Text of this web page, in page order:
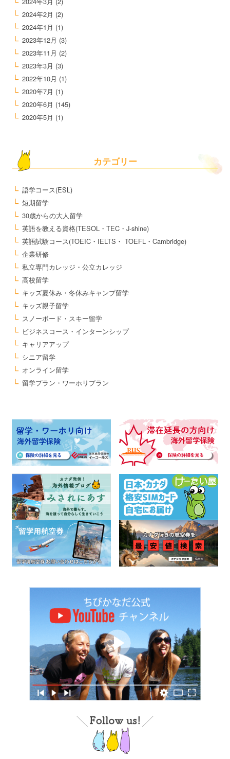
2024年2月 (2)
2024年1月 (1)
2023年12月 (3)
2023年11月 (2)
2023年3月 (3)
2022年10月 (1)
2020年7月 (1)
2020年6月 (145)
2020年5月 (1)
カテゴリー
語学コース(ESL)
短期留学
30歳からの大人留学
英語を教える資格(TESOL・TEC・J-shine)
英語試験コース(TOEIC・IELTS・ TOEFL・Cambridge)
企業研修
私立専門カレッジ・公立カレッジ
高校留学
キッズ夏休み・冬休みキャンプ留学
キッズ親子留学
スノーボード・スキー留学
ビジネスコース・インターンシップ
キャリアアップ
シニア留学
オンライン留学
留学プラン・ワーホリプラン